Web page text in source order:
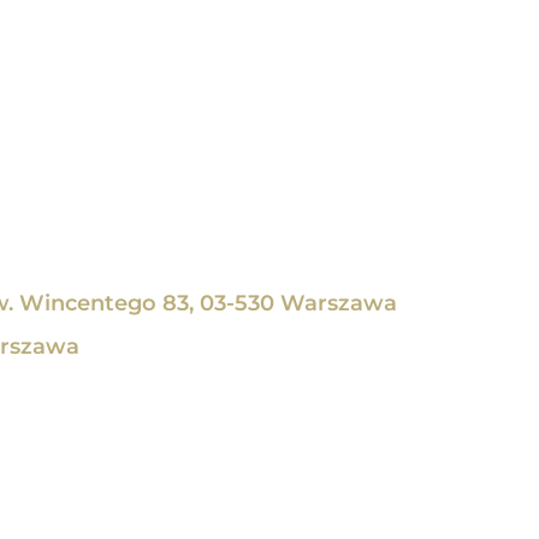
Wincentego 83, 03-530 Warszawa